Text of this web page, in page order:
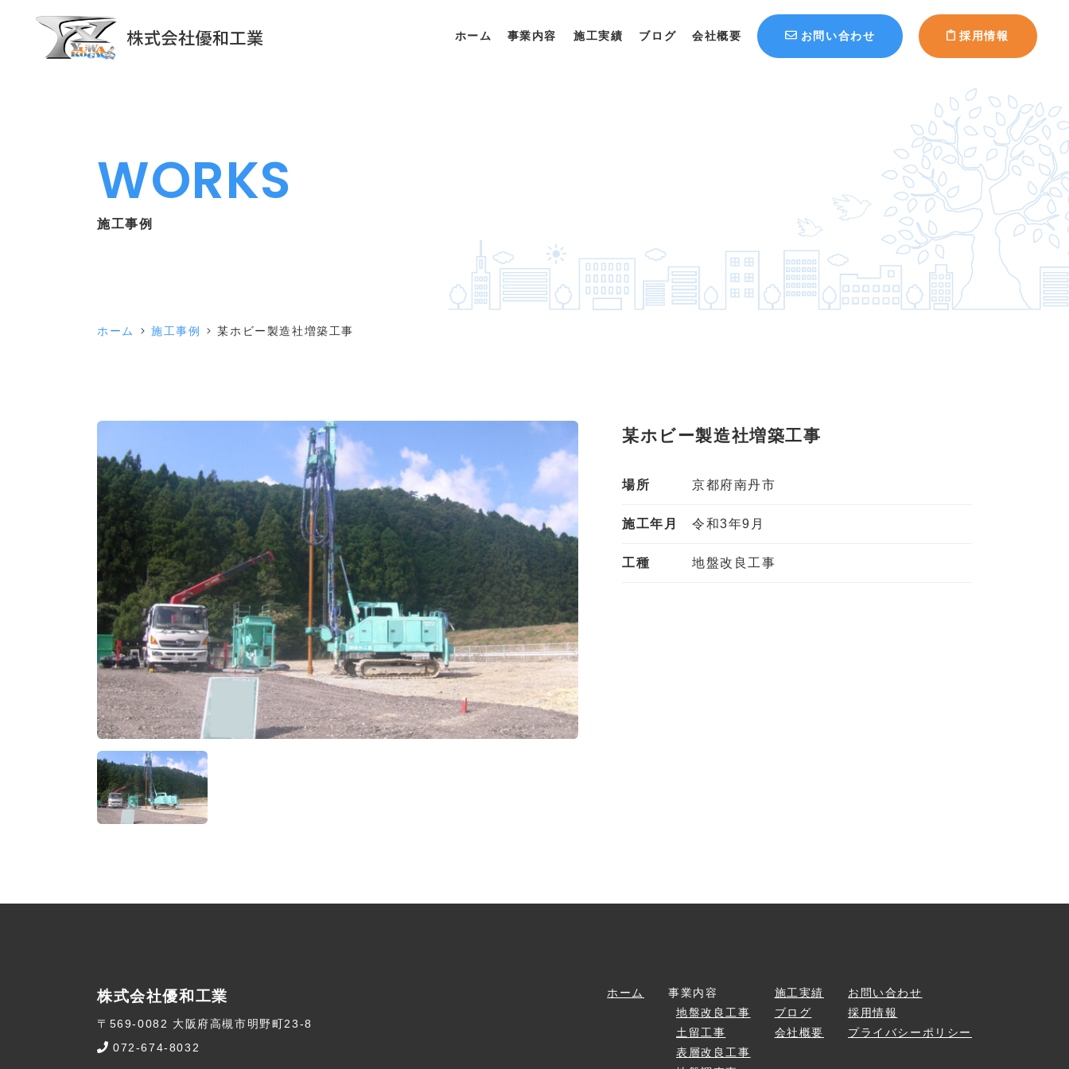
ホーム 事業内容 施工実績 ブログ 会社概要 お問い合わせ 採用情報
WORKS
施工事例
ホーム 施工事例 某ホビー製造社増築工事
某ホビー製造社増築工事
場所 京都府南丹市
施工年月 令和3年9月
工種 地盤改良工事
株式会社優和工業
〒569-0082 大阪府高槻市明野町23-8
072-674-8032
ホーム
事業内容
地盤改良工事
土留工事
表層改良工事
施工実績
ブログ
会社概要
お問い合わせ
採用情報
プライバシーポリシー